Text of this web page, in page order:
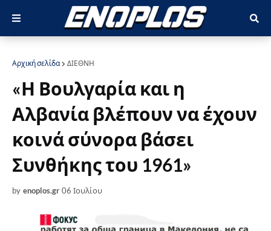
Αρχική σελίδα ΔΙΕΘΝΗ
«Η Βουλγαρία και η
Αλβανία βλέπουν να έχουν
κοινά σύνορα βάσει
Συνθήκης του 1961»
by enoplos.gr 06 Ιουλίου